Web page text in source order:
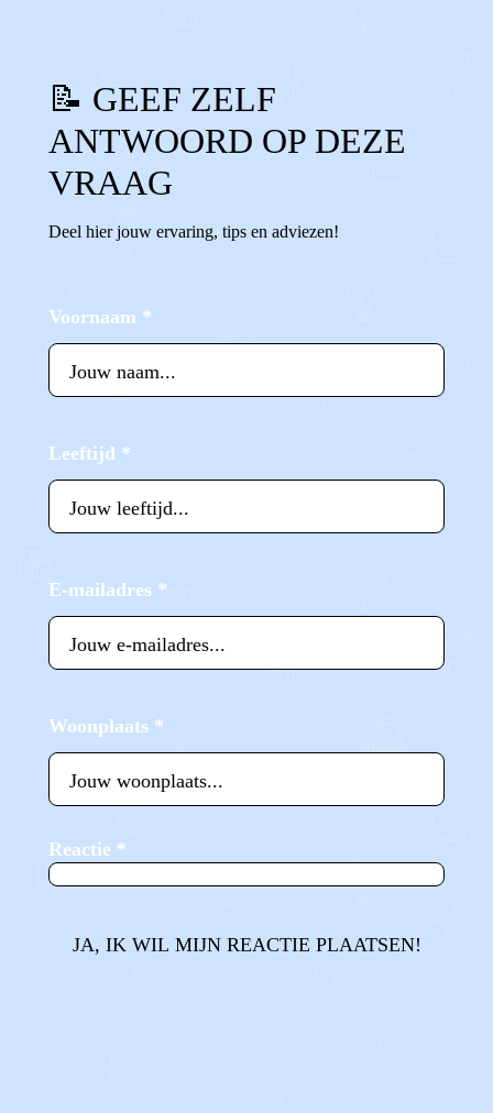
📝 GEEF ZELF
ANTWOORD OP DEZE
VRAAG
Deel hier jouw ervaring, tips en adviezen!
Voornaam *
Leeftijd *
E-mailadres *
Woonplaats *
Reactie *
JA, IK WIL MIJN REACTIE PLAATSEN!